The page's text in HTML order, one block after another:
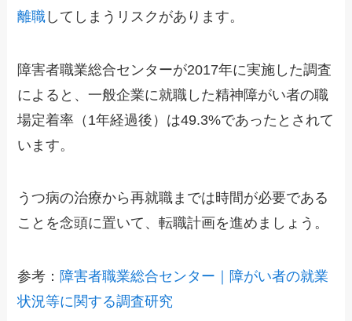
離職 してしまうリスクがあります。
障害者職業総合センターが2017年に実施した調査
によると、一般企業に就職した精神障がい者の職
場定着率（1年経過後）は49.3%であったとされて
います。
うつ病の治療から再就職までは時間が必要である
ことを念頭に置いて、転職計画を進めましょう。
参考： 障害者職業総合センター｜障がい者の就業
状況等に関する調査研究